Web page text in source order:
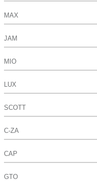
MAX
JAM
MIO
LUX
SCOTT
C-ZA
CAP
GTO